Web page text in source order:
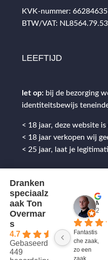
KVK-nummer: 66284635
BTW/VAT:
LEEFTIJD
let op: bij de bezorging
identiteitsbewijs
< 18 jaar, deze website
< 18 jaar verkopen wij
< 25 jaar, laat je
Dranken
speciaalz
aak Ton
Overmar
s
4.7
Gebaseerd op
449
2
Fantastis
che zaak,
zo een
zaak